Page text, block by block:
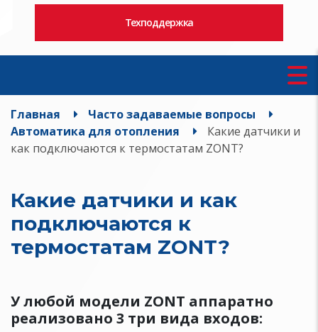
Техподдержка
Главная
Часто задаваемые вопросы
Автоматика для отопления
Какие датчики и
как подключаются к термостатам ZONT?
Какие датчики и как
подключаются к
термостатам ZONT?
У любой модели ZONT аппаратно
реализовано 3 три вида входов: